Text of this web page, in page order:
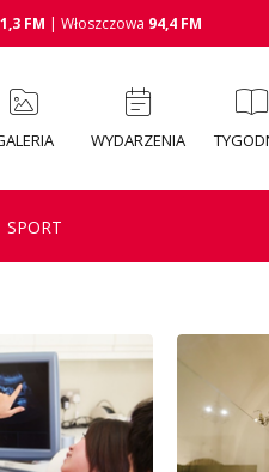
FM | Włoszczowa 94,4 FM
WYDARZENIA
SPORT